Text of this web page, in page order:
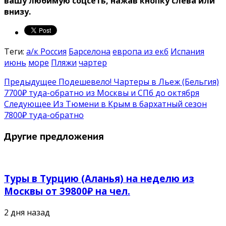
внизу.
Теги: а/к Россия Барселона европа из екб Испания
июнь море Пляжи чартер
Предыдущее Подешевело! Чартеры в Льеж (Бельгия)
7700₽ туда-обратно из Москвы и СПб до октября
Следующее Из Тюмени в Крым в бархатный сезон
7800₽ туда-обратно
Другие предложения
Туры в Турцию (Аланья) на неделю из
Москвы от 39800₽ на чел.
2 дня назад